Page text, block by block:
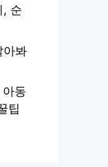
, 순
아봐
동
팁